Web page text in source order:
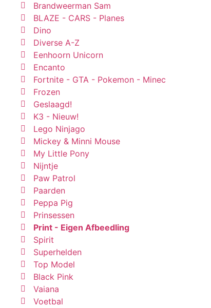
Brandweerman Sam
BLAZE - CARS - Planes
Dino
Diverse A-Z
Eenhoorn Unicorn
Encanto
Fortnite - GTA - Pokemon - Minec
Frozen
Geslaagd!
K3 - Nieuw!
Lego Ninjago
Mickey & Minni Mouse
My Little Pony
Nijntje
Paw Patrol
Paarden
Peppa Pig
Prinsessen
Print - Eigen Afbeedling
Spirit
Superhelden
Top Model
Black Pink
Vaiana
Voetbal